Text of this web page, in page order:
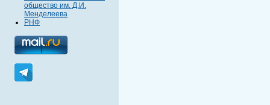
общество им. Д.И.
Менделеева
РНФ